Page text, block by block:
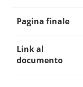
Pagina finale
Link al
documento